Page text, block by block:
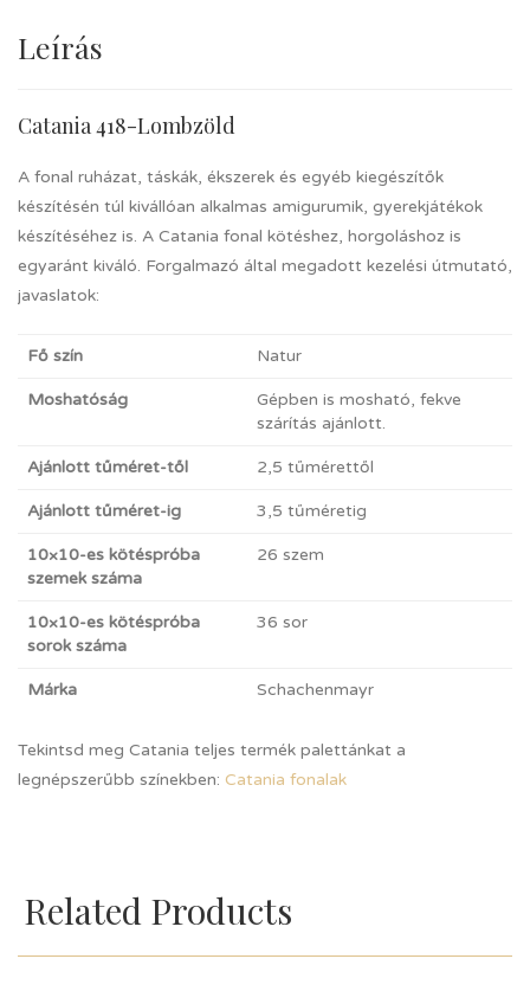
Leírás
Catania 418-Lombzöld
A fonal ruházat, táskák, ékszerek és egyéb kiegészítők
készítésén túl kivállóan alkalmas amigurumik, gyerekjátékok
készítéséhez is. A Catania fonal kötéshez, horgoláshoz is
egyaránt kiváló. Forgalmazó által megadott kezelési útmutató,
javaslatok:
Fő szín Natur
Moshatóság
Gépben is mosható, fekve
szárítás ajánlott.
Ajánlott tűméret-től 2,5 tűmérettől
Ajánlott tűméret-ig 3,5 tűméretig
10×10-es kötéspróba
szemek száma
26 szem
10×10-es kötéspróba
sorok száma
36 sor
Márka Schachenmayr
Tekintsd meg Catania teljes termék palettánkat a
legnépszerűbb színekben: Catania fonalak
Related Products